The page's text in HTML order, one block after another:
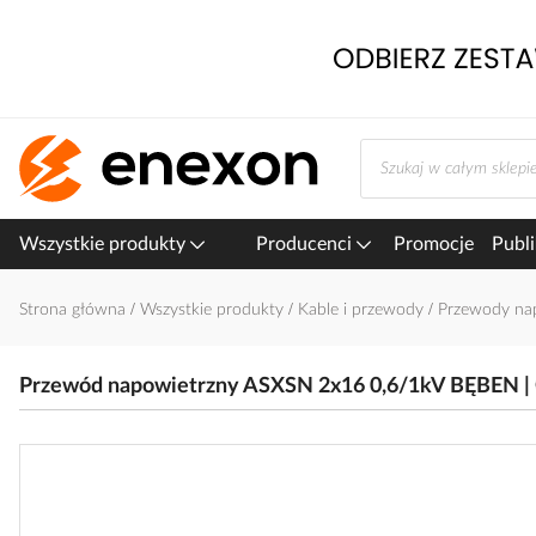
Wszystkie produkty Producenci Promocje
Strona główna Wszystkie produkty Kable i przewody Przewody
Przewód napowietrzny ASXSN 2x16 0,6/1kV BĘBEN |